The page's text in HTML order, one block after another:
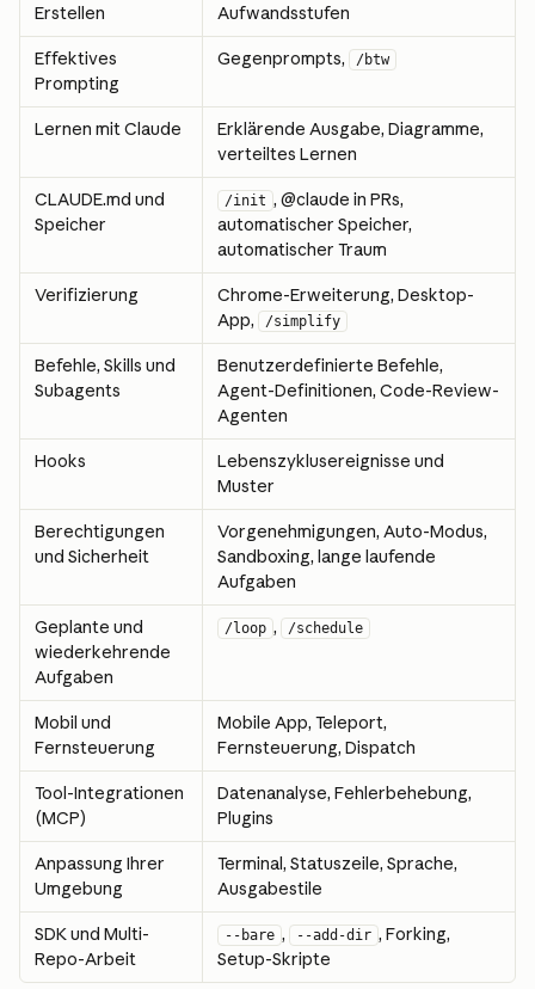
Erstellen
Aufwandsstufen
Effektives
Prompting
Gegenprompts, /btw
Lernen mit Claude
Erklärende Ausgabe, Diagramme,
verteiltes Lernen
CLAUDE.md und
Speicher
/init , @claude in PRs,
automatischer Speicher,
automatischer Traum
Verifizierung
Chrome-Erweiterung, Desktop-
App,
/simplify
Befehle, Skills und
Subagents
Benutzerdefinierte Befehle,
Agent-Definitionen, Code-Review-
Agenten
Hooks
Lebenszyklusereignisse und
Muster
Berechtigungen
und Sicherheit
Vorgenehmigungen, Auto-Modus,
Sandboxing, lange laufende
Aufgaben
Geplante und
wiederkehrende
Aufgaben
/loop , /schedule
Mobil und
Fernsteuerung
Mobile App, Teleport,
Fernsteuerung, Dispatch
Tool-Integrationen
(MCP)
Datenanalyse, Fehlerbehebung,
Plugins
Anpassung Ihrer
Umgebung
Terminal, Statuszeile, Sprache,
Ausgabestile
SDK und Multi-
Repo-Arbeit
--bare , --add-dir , Forking,
Setup-Skripte